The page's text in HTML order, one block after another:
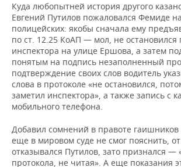
Куда любопытней история другого
Евгений Путилов пожаловался Фемиде
полицейских: якобы сначала ему
по ст. 12.25 КоАП — мол, не
инспектора на улице Ершова, а затем
понятым на подпись незаполненный
подтверждение своих слов водитель
слова в протоколе «не остановился,
заметил инспектора», а также запись с
мобильного телефона.
Добавил сомнений в правоте гаишников
еще в мировом суде не смог пояснить,
отказывался Путилов, зато признался —
протокола, не читая». А еще показания